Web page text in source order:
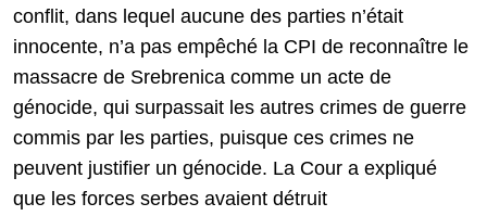
conflit, dans lequel aucune des parties n’était
innocente, n’a pas empêché la CPI de reconnaître le
massacre de Srebrenica comme un acte de
génocide, qui surpassait les autres crimes de guerre
commis par les parties, puisque ces crimes ne
peuvent justifier un génocide. La Cour a expliqué
que les forces serbes avaient détruit